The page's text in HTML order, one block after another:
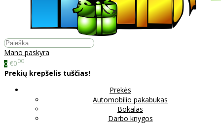
Mano paskyra
0 €000
Prekių krepšelis tuščias!
Prekės
Automobilio pakabukas
Bokalas
Darbo knygos